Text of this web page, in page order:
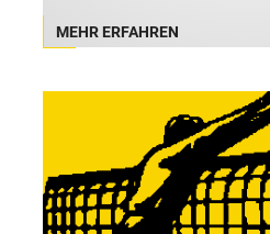
MEHR ERFAHREN